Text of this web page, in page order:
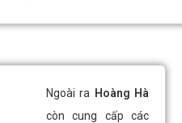
Ngoài ra Hoàng Hà
còn cung cấp các